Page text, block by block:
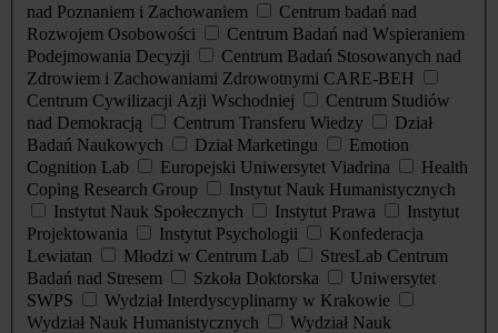
nad Poznaniem i Zachowaniem
Centrum badań nad
Rozwojem Osobowości
Centrum Badań nad Wspieraniem
Podejmowania Decyzji
Centrum Badań Stosowanych nad
Zdrowiem i Zachowaniami Zdrowotnymi CARE-BEH
Centrum Cywilizacji Azji Wschodniej
Centrum Studiów
nad Demokracją
Centrum Transferu Wiedzy
Dział
Badań Naukowych
Dział Marketingu
Emotion
Cognition Lab
Europejski Uniwersytet Viadrina
Health
Coping Research Group
Instytut Nauk Humanistycznych
Instytut Nauk Społecznych
Instytut Prawa
Instytut
Projektowania
Instytut Psychologii
Konfederacja
Lewiatan
Młodzi w Centrum Lab
StresLab Centrum
Badań nad Stresem
Szkoła Doktorska
Uniwersytet
SWPS
Wydział Interdyscyplinarny w Krakowie
Wydział Nauk Humanistycznych
Wydział Nauk